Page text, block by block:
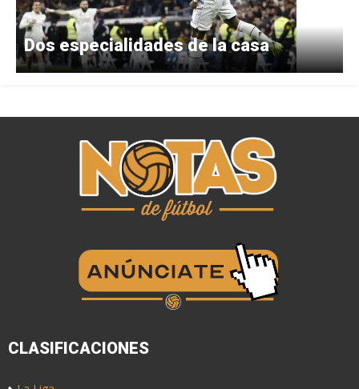
Dos especialidades de la casa
CLASIFICACIONES